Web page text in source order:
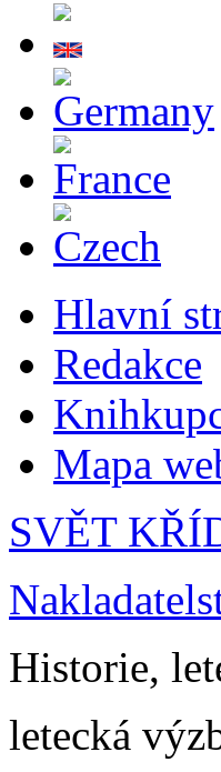
Hlavní
Redakce
Mapa
SVĚT
Historie,
letecká